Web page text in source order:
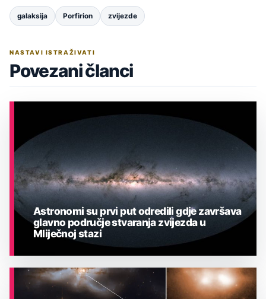
galaksija Porfirion zvijezde
NASTAVI ISTRAŽIVATI
Povezani članci
ASTRONOMIJA
Astronomi su prvi put odredili gdje završava
glavno područje stvaranja zvijezda u
Mliječnoj stazi